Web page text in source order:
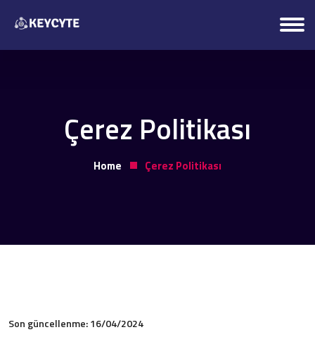
Çerez Politikası
Home Çerez Politikası
Son güncellenme: 16/04/2024